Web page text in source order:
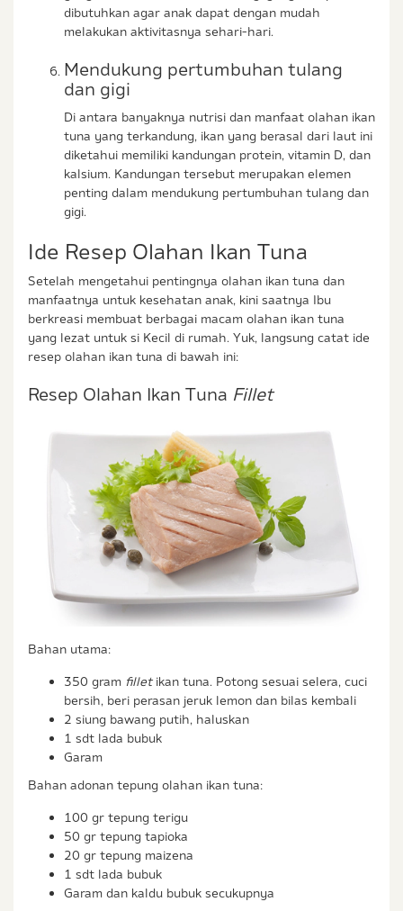
dibutuhkan agar anak dapat dengan mudah
melakukan aktivitasnya sehari-hari.
Mendukung pertumbuhan tulang
dan gigi
Di antara banyaknya nutrisi dan manfaat olahan ikan
tuna yang terkandung, ikan yang berasal dari laut ini
diketahui memiliki kandungan protein, vitamin D, dan
kalsium. Kandungan tersebut merupakan elemen
penting dalam mendukung pertumbuhan tulang dan
gigi.
Ide Resep Olahan Ikan Tuna
Setelah mengetahui pentingnya olahan ikan tuna dan
manfaatnya untuk kesehatan anak, kini saatnya Ibu
berkreasi membuat berbagai macam olahan ikan tuna
yang lezat untuk si Kecil di rumah. Yuk, langsung catat ide
resep olahan ikan tuna di bawah ini:
Resep Olahan Ikan Tuna Fillet
Bahan utama:
350 gram filletikan tuna. Potong sesuai selera, cuci
bersih, beri perasan jeruk lemon dan bilas kembali
2 siung bawang putih, haluskan
1 sdt lada bubuk
Garam
Bahan adonan tepung olahan ikan tuna:
100 gr tepung terigu
50 gr tepung tapioka
20 gr tepung maizena
1 sdt lada bubuk
Garam dan kaldu bubuk secukupnya